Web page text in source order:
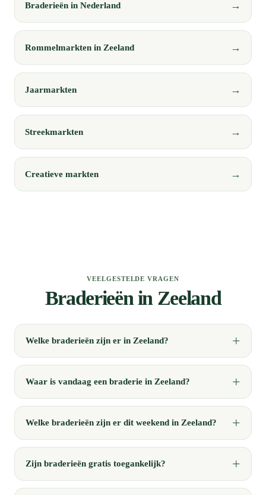
Braderieën in Nederland
Rommelmarkten in Zeeland
Jaarmarkten
Streekmarkten
Creatieve markten
VEELGESTELDE VRAGEN
Braderieën in Zeeland
Welke braderieën zijn er in Zeeland?
Waar is vandaag een braderie in Zeeland?
Welke braderieën zijn er dit weekend in Zeeland?
Zijn braderieën gratis toegankelijk?